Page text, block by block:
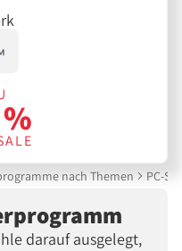
nach Themen PC-
darauf ausgelegt,